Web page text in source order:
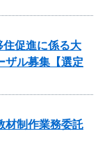
促進に係る大
ル募集【選定
材制作業務委託